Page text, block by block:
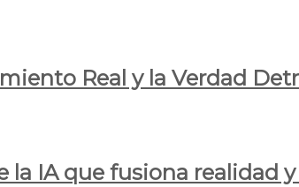
Real y la Verdad
IA que fusiona realidad